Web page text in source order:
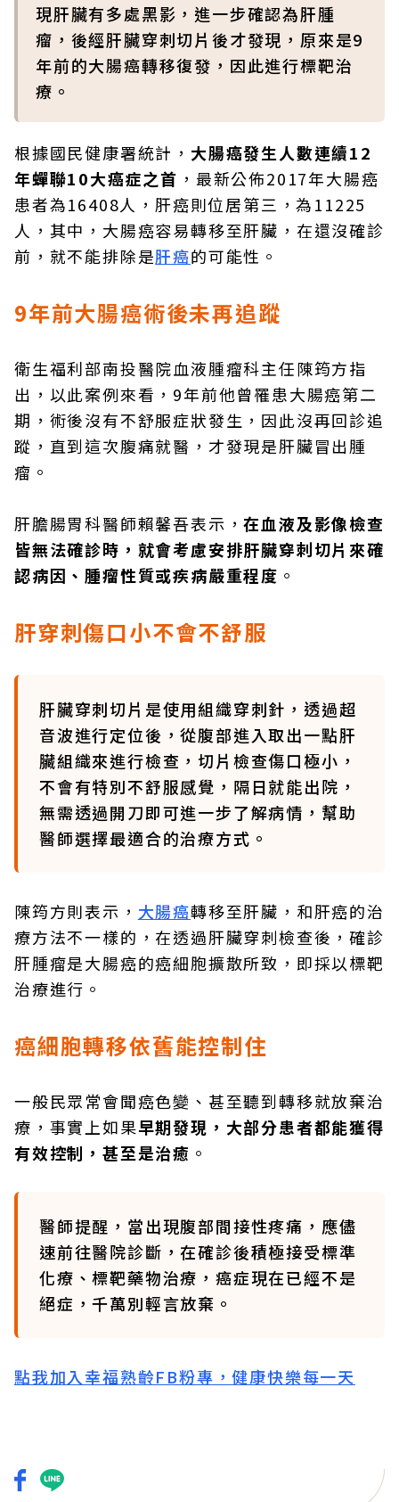
現肝臟有多處黑影，進一步確認為肝腫
瘤，後經肝臟穿刺切片後才發現，原來是9
年前的大腸癌轉移復發，因此進行標靶治
療。
根據國民健康署統計， 大腸癌發生人數連續12
年蟬聯10大癌症之首 ，最新公佈2017年大腸癌
患者為16408人，肝癌則位居第三，為11225
人，其中，大腸癌容易轉移至肝臟，在還沒確診
前，就不能排除是肝癌的可能性。
9年前大腸癌術後未再追蹤
衛生福利部南投醫院血液腫瘤科主任陳筠方指
出，以此案例來看，9年前他曾罹患大腸癌第二
期，術後沒有不舒服症狀發生，因此沒再回診追
蹤，直到這次腹痛就醫，才發現是肝臟冒出腫
瘤。
肝膽腸胃科醫師賴馨吾表示，在血液及影像檢查
皆無法確診時，就會考慮安排肝臟穿刺切片來確
認病因、腫瘤性質或疾病嚴重程度 。
肝穿刺傷口小不會不舒服
肝臟穿刺切片是使用組織穿刺針，透過超
音波進行定位後，從腹部進入取出一點肝
臟組織來進行檢查，切片檢查傷口極小，
不會有特別不舒服感覺，隔日就能出院，
無需透過開刀即可進一步了解病情，幫助
醫師選擇最適合的治療方式。
陳筠方則表示， 大腸癌轉移至肝臟，和肝癌的治
療方法不一樣的，在透過肝臟穿刺檢查後，確診
肝腫瘤是大腸癌的癌細胞擴散所致，即採以標靶
治療進行。
癌細胞轉移依舊能控制住
一般民眾常會聞癌色變、甚至聽到轉移就放棄治
療，事實上如果早期發現，大部分患者都能獲得
有效控制，甚至是治癒 。
醫師提醒，當出現腹部間接性疼痛，應儘
速前往醫院診斷，在確診後積極接受標準
化療、標靶藥物治療，癌症現在已經不是
絕症，千萬別輕言放棄。
點我加入幸福熟齡FB粉專，健康快樂每一天